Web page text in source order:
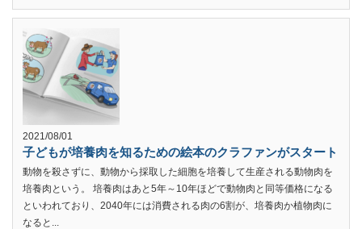
2021/08/01
子どもが培養肉を知るための絵本のクラファンがスタート
動物を殺さずに、動物から採取した細胞を培養して生産される動物肉を
培養肉という。 培養肉はあと5年～10年ほどで動物肉と同等価格になる
といわれており、2040年には消費される肉の6割が、培養肉か植物肉に
なると...